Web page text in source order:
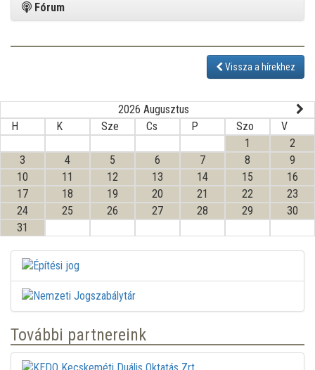
Fórum
Vissza a hírekhez
2026 Augusztus
H
K Sze Cs P Szo
V
1
2
3
4 5 6 7 8
9
10
11 12 13 14 15
16
17
18 19 20 21 22
23
24
25 26 27 28 29
30
31
További partnereink